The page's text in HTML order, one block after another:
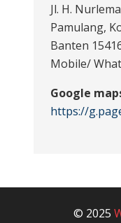
Jl. H.
Pamulang,
Banten
Mobile/
Google
https://
© 2025